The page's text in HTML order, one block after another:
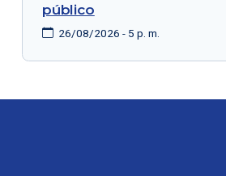
público
26/08/2026 - 5 p. m.